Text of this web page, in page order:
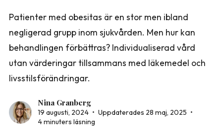
Patienter med obesitas är en stor men ibland
negligerad grupp inom sjukvården. Men hur kan
behandlingen förbättras? Individualiserad vård
utan värderingar tillsammans med läkemedel och
livsstilsförändringar.
Nina Granberg
19 augusti, 2024 • Uppdaterades 28 maj, 2025 •
4 minuters läsning